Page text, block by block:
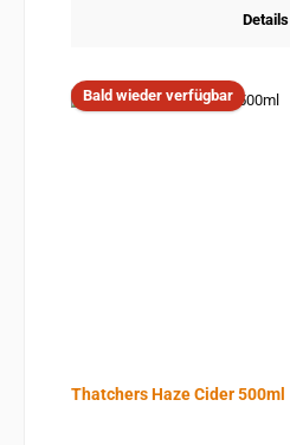
Details
Bald wieder verfügbar
Thatchers Haze Cider 500ml